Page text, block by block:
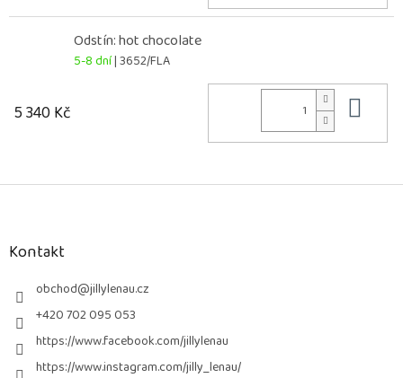
Odstín: hot chocolate
5-8 dní| 3652/FLA
5 340 Kč
Z
Kontakt
obchod@jillylenau.cz
+420 702 095 053
https://www.facebook.com/jillylenau
https://www.instagram.com/jilly_lenau/